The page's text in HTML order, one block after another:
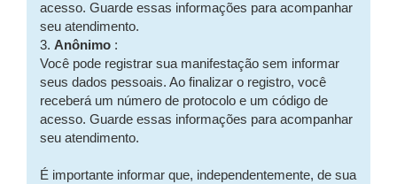
acesso. Guarde essas informações para acompanhar
seu atendimento.
3. Anônimo :
Você pode registrar sua manifestação sem informar
seus dados pessoais. Ao finalizar o registro, você
receberá um número de protocolo e um código de
acesso. Guarde essas informações para acompanhar
seu atendimento.
É importante informar que, independentemente, de sua